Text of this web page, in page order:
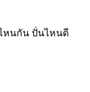
ไหนกัน ปั่นไหนดี